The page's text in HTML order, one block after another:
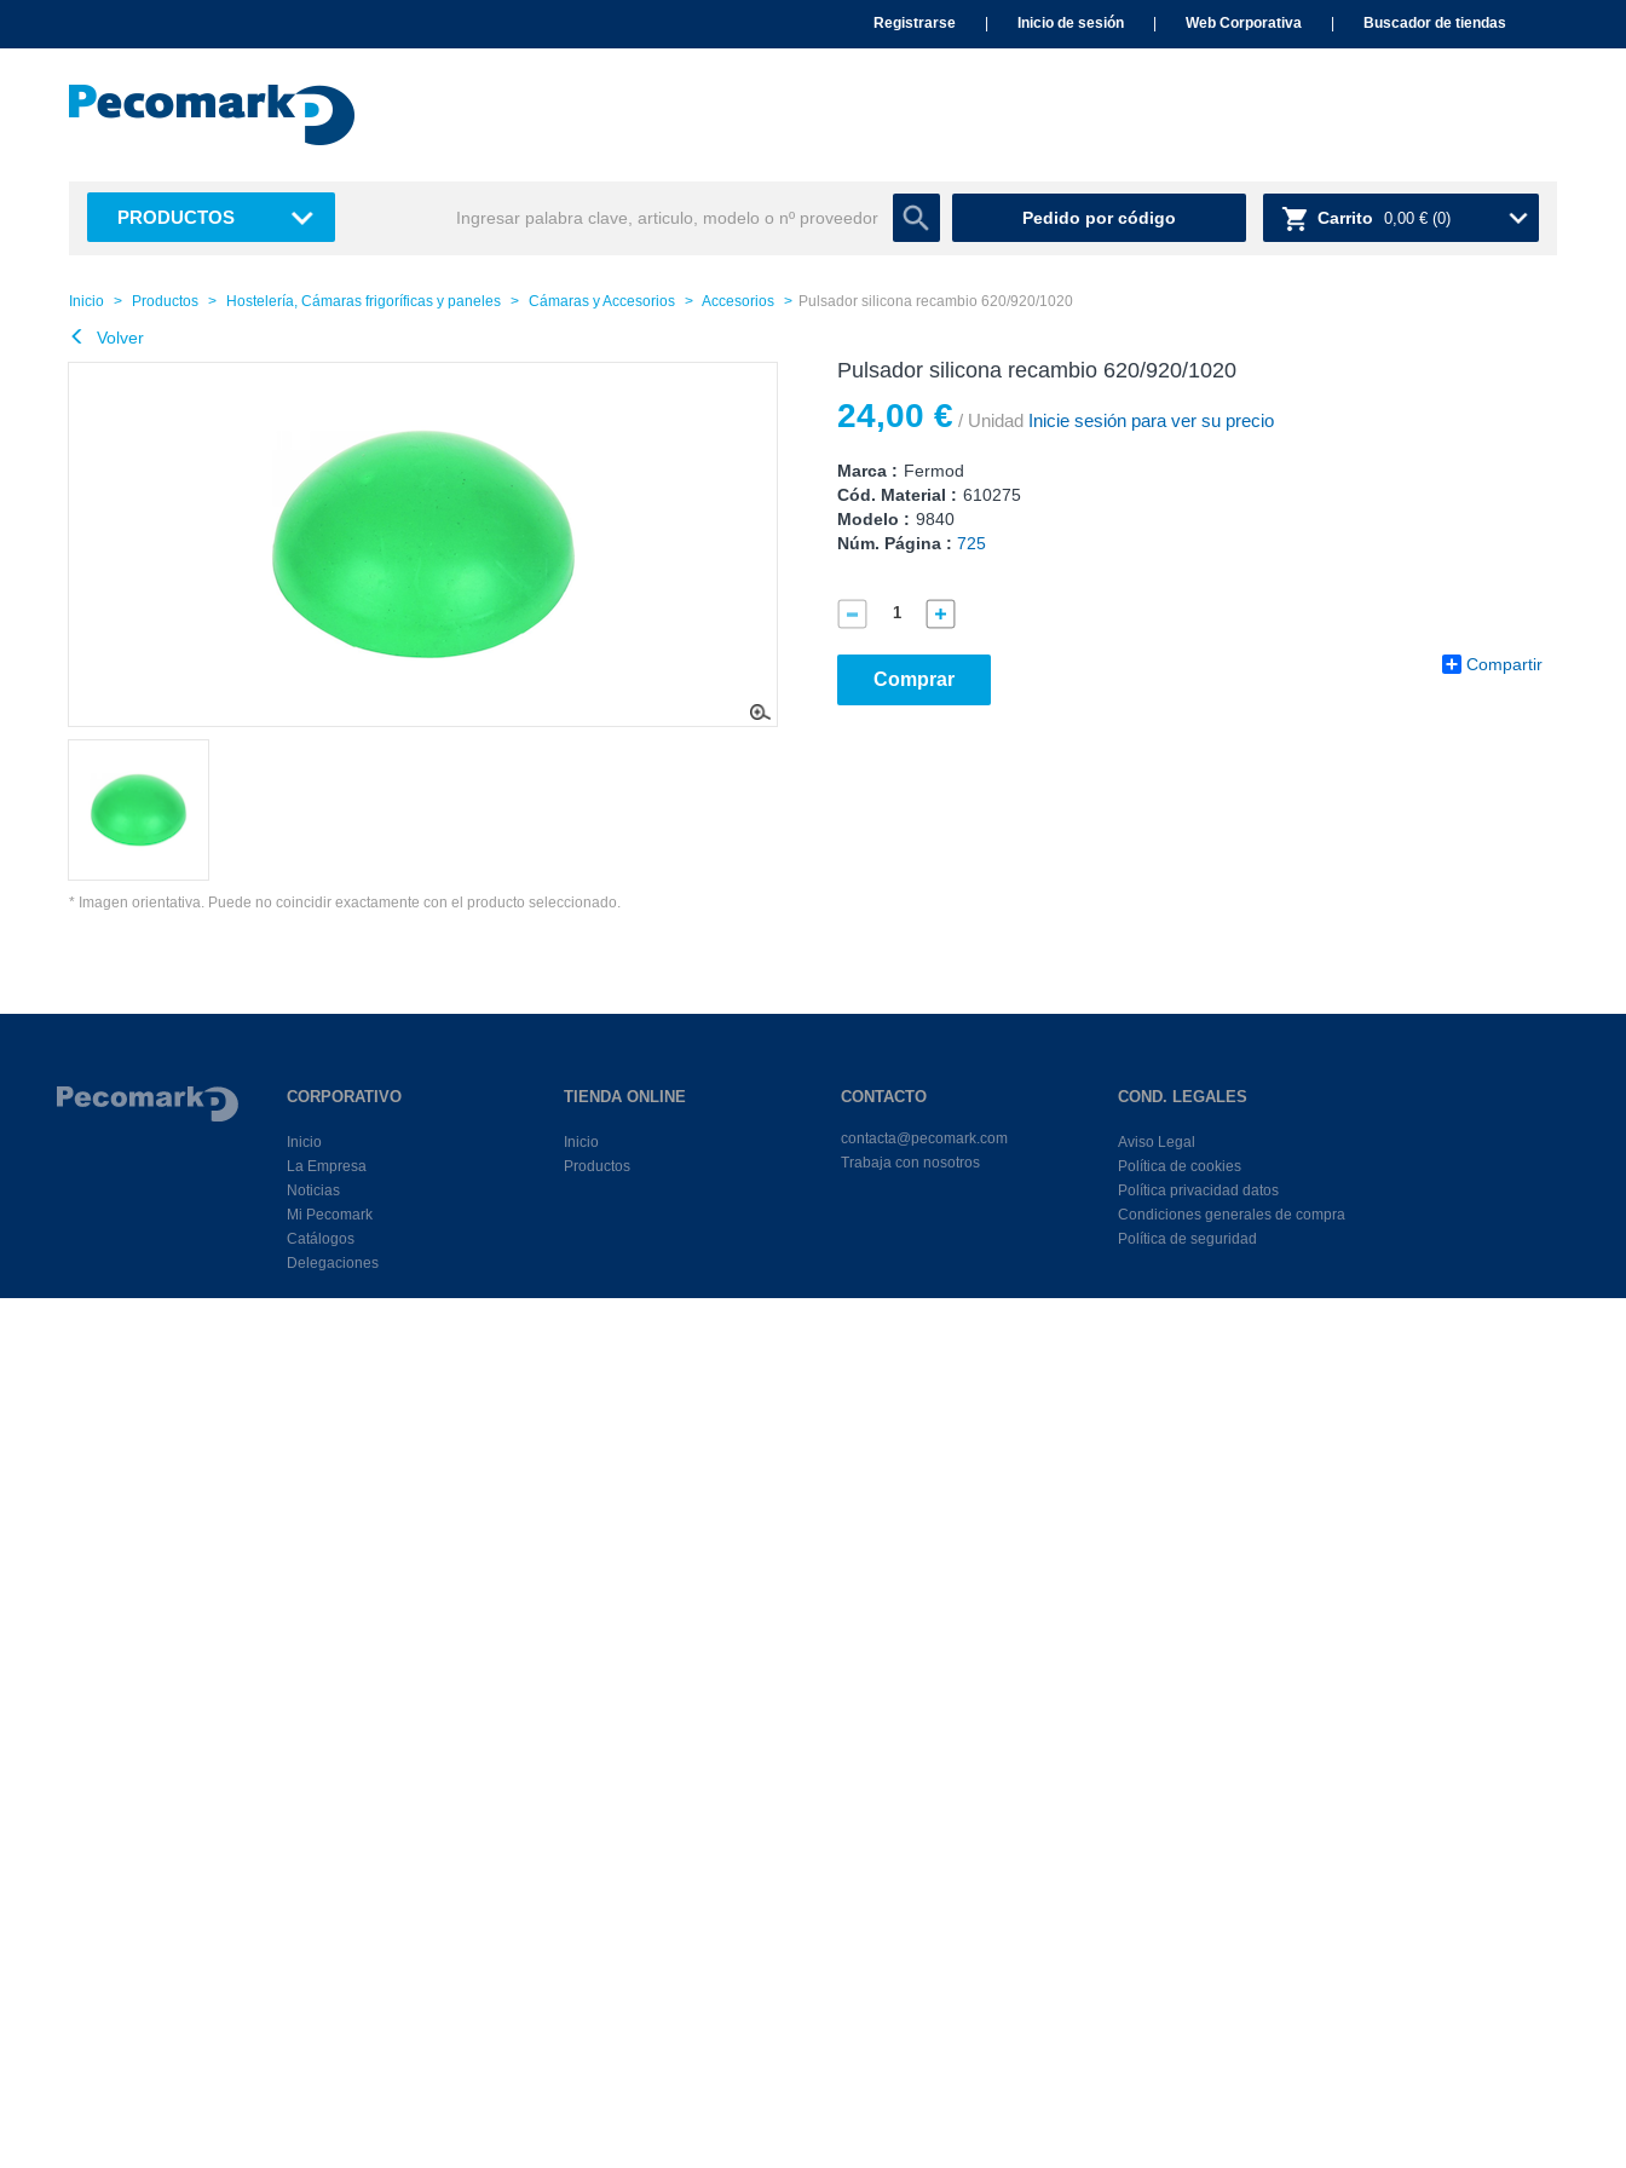
Registrarse Inicio de sesión Web Corporativa Buscador de tiendas
Pedido por código Carrito 0,00 € (0)
PRODUCTOS
Inicio Productos Hostelería, Cámaras frigoríficas y paneles Cámaras y Accesorios Accesorios Pulsador silicona recambio 620/920/1020
Volver
* Imagen orientativa. Puede no coincidir exactamente con el producto seleccionado.
Pulsador silicona recambio 620/920/1020
24,00 € / Unidad Inicie sesión para ver su precio
Marca : Fermod
Cód. Material : 610275
Modelo : 9840
Núm. Página : 725
Comprar
Compartir
CORPORATIVO
Inicio
La Empresa
Noticias
Mi Pecomark
Catálogos
Delegaciones
TIENDA ONLINE
Inicio
Productos
CONTACTO
contacta@pecomark.com
Trabaja con nosotros
COND. LEGALES
Aviso Legal
Política de cookies
Política privacidad datos
Condiciones generales de compra
Política de seguridad